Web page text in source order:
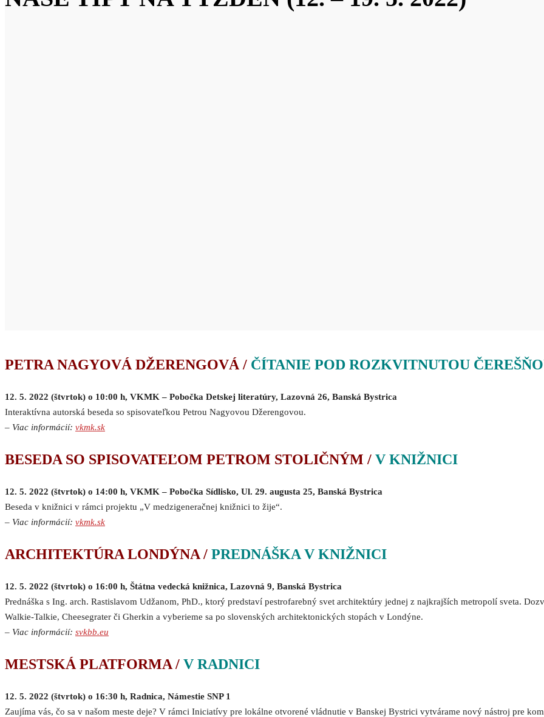
PETRA NAGYOVÁ DŽERENGOVÁ / ČÍTANIE POD ROZKVITNUTOU
12. 5. 2022 (štvrtok) o 10:00 h, VKMK – Pobočka Detskej literatúry, Lazovná 26, Banská Bystrica
Interaktívna autorská beseda so spisovateľkou Petrou Nagyovou Džerengovou.
– Viac informácií: vkmk.sk
BESEDA SO SPISOVATEĽOM PETROM STOLIČNÝM / V KNIŽNICI
12. 5. 2022 (štvrtok) o 14:00 h, VKMK – Pobočka Sídlisko, Ul. 29. augusta 25, Banská Bystrica
Beseda v knižnici v rámci projektu „V medzigeneračnej knižnici to žije“.
– Viac informácií: vkmk.sk
ARCHITEKTÚRA LONDÝNA / PREDNÁŠKA V KNIŽNICI
12. 5. 2022 (štvrtok) o 16:00 h, Štátna vedecká knižnica, Lazovná 9, Banská Bystrica
Prednáška s Ing. arch. Rastislavom Udžanom, PhD., ktorý predstaví pestrofarebný svet architektúry jednej z najkrajších metropolí sveta.
Walkie-Talkie, Cheesegrater či Gherkin a vyberieme sa po slovenských architektonických stopách v Londýne.
– Viac informácií: svkbb.eu
MESTSKÁ PLATFORMA / V RADNICI
12. 5. 2022 (štvrtok) o 16:30 h, Radnica, Námestie SNP 1
Zaujíma vás, čo sa v našom meste deje? V rámci Iniciatívy pre lokálne otvorené vládnutie v Banskej Bystrici vytvárame nový nástroj pre